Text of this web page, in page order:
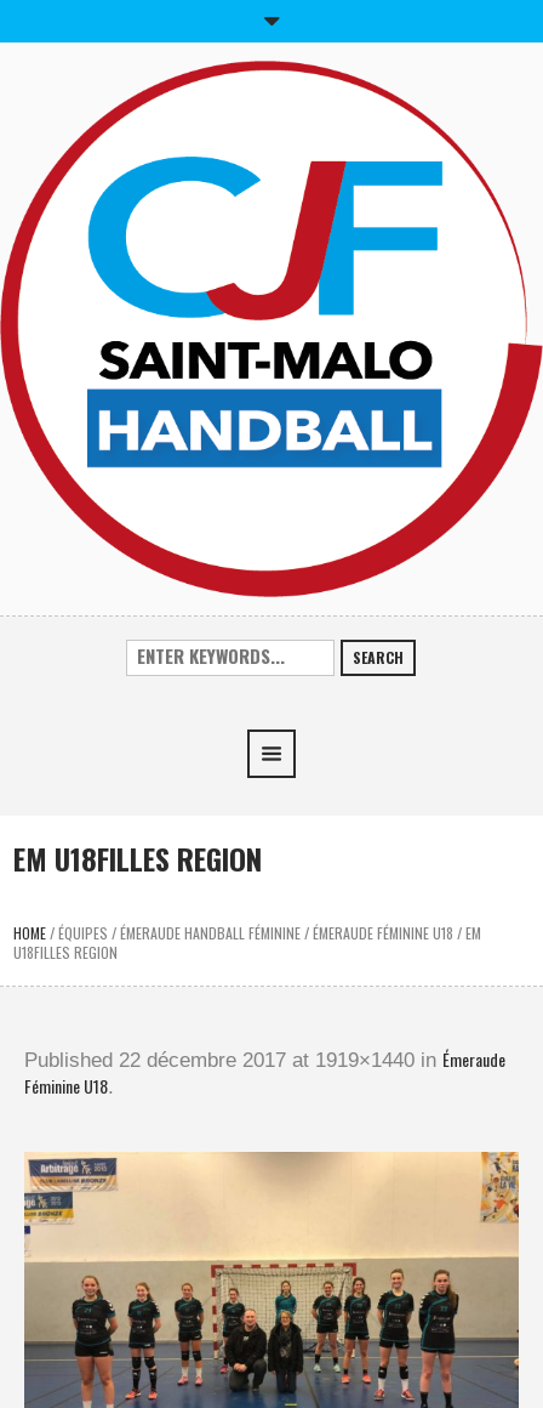
SEARCH
EM U18FILLES REGION
HOME/ÉQUIPES /ÉMERAUDE HANDBALL FÉMININE/ÉMERAUDE FÉMININE U18 /EM
U18FILLES REGION
Published 22 décembre 2017 at 1919×1440 in Émeraude
Féminine U18.